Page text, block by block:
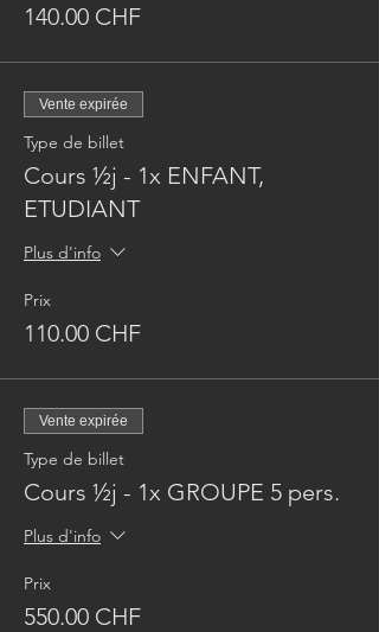
140.00 CHF
Vente expirée
Type de billet
Cours ½j - 1x ENFANT,
ETUDIANT
Plus d'info
Prix
110.00 CHF
Vente expirée
Type de billet
Cours ½j - 1x GROUPE 5 pers.
Plus d'info
Prix
550.00 CHF